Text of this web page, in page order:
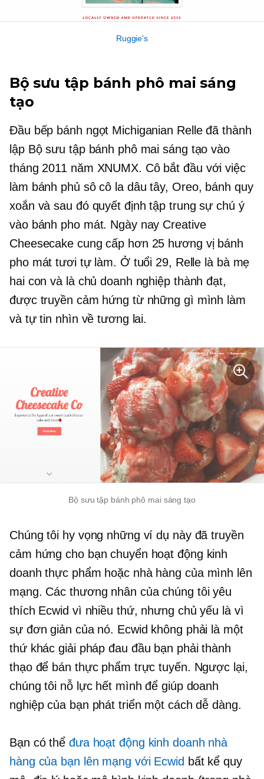
Ruggie's
Bộ sưu tập bánh phô mai sáng
tạo
Đầu bếp bánh ngọt Michiganian Relle đã thành
lập Bộ sưu tập bánh phô mai sáng tạo vào
tháng 2011 năm XNUMX. Cô bắt đầu với việc
làm bánh phủ sô cô ladâu tây, Oreo, bánh quy
xoắn và sau đó quyết định tập trung sự chú ý
vào bánh pho mát. Ngày nay Creative
Cheesecake cung cấp hơn 25 hương vị bánh
pho mát tươi tự làm. Ở tuổi 29, Relle là bà mẹ
hai con và là chủ doanh nghiệp thành đạt,
được truyền cảm hứng từ những gì mình làm
và tự tin nhìn về tương lai.
Bộ sưu tập bánh phô mai sáng tạo
Chúng tôi hy vọng những ví dụ này đã truyền
cảm hứng cho bạn chuyển hoạt động kinh
doanh thực phẩm hoặc nhà hàng của mình lên
mạng. Các thương nhân của chúng tôi yêu
thích Ecwid vì nhiều thứ, nhưng chủ yếu là vì
sự đơn giản của nó. Ecwid không phải là một
thứ khácgiải pháp đau đầu bạn phải thành
thạo để bán thực phẩm trực tuyến. Ngược lại,
chúng tôi nỗ lực hết mình để giúp doanh
nghiệp của bạn phát triển một cách dễ dàng.
Bạn có thể đưa hoạt động kinh doanh nhà
hàng của bạn lên mạng với Ecwid bất kể quy